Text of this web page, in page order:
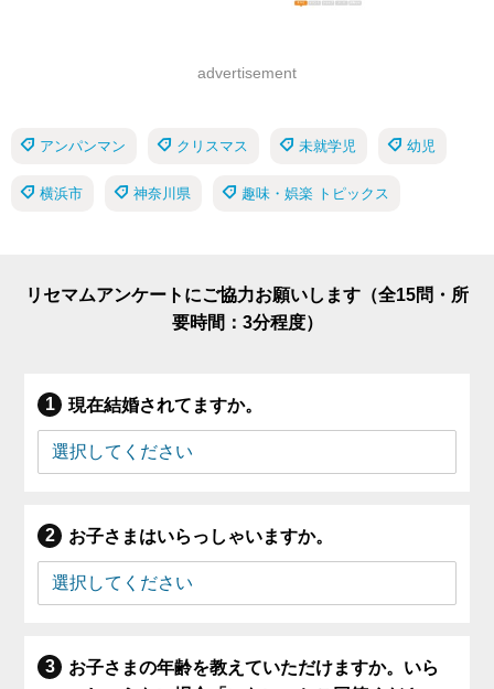
advertisement
アンパンマン クリスマス 未就学児 幼児
横浜市 神奈川県 趣味・娯楽 トピックス
リセマムアンケートにご協力お願いします（全15問・所
要時間：3分程度）
現在結婚されてますか。
お子さまはいらっしゃいますか。
お子さまの年齢を教えていただけますか。いら